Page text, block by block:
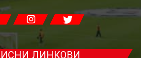
ЛИНКОВИ